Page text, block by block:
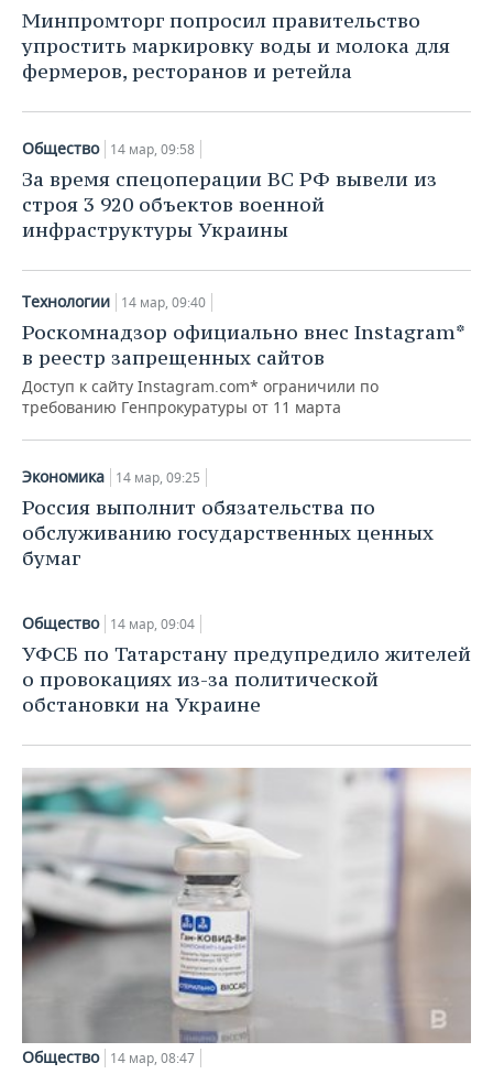
НЕФТЕХИМИЯ
НЕФТЬ
ОПК
ЭНЕРГЕТИКА
РОЗНИЧНАЯ ТОРГОВЛЯ
УСЛУГИ
НОВОСТИ ТЕХНОЛОГИЙ
МЕДИА
ТЕЛЕКОММУНИКАЦИИ
МЕРОПРИЯТИЯ
ВЫЕЗДНАЯ РЕДАКЦИЯ
БИЗНЕС-БРАНЧИ
ONLINE-КОНФЕРЕНЦИИ
ОТКРЫТАЯ ЛЕКЦИЯ
НОВОСТИ СПОРТА
ФУТБОЛ
ХОККЕЙ
БАСКЕТБОЛ
ВОЛЕЙБОЛ
КИБЕРСПОРТ
ФИГУРНОЕ КАТАНИЕ
ВОДНЫЕ ВИДЫ СПОРТА
ХОККЕЙ С МЯЧОМ
ОБЩЕСТВО
НОВОСТИ ОБЩЕСТВА
ВЛАСТЬ
ИНФРАСТРУКТУРА
ИСТОРИЯ
КУЛЬТУРА
МЕДИЦИНА
ОБРАЗОВАНИЕ
ПРОИСШЕСТВИЯ
ФОТОГАЛЕРЕЯ
СЮЖЕТЫ
СПРАВОЧНИК
СПИСОК ПЕРСОН
СПИСОК КОМПАНИЙ
ПОЛНАЯ ВЕРСИЯ
Минпромторг попросил правительство
упростить маркировку воды и молока для
фермеров, ресторанов и ретейла
Общество 14 мар, 09:58
За время спецоперации ВС РФ вывели из
строя 3 920 объектов военной
инфраструктуры Украины
Технологии 14 мар, 09:40
Роскомнадзор официально внес Instagram*
в реестр запрещенных сайтов
Доступ к сайту Instagram.com* ограничили по
требованию Генпрокуратуры от 11 марта
Экономика 14 мар, 09:25
Россия выполнит обязательства по
обслуживанию государственных ценных
бумаг
Общество 14 мар, 09:04
УФСБ по Татарстану предупредило жителей
о провокациях из-за политической
обстановки на Украине
Общество 14 мар, 08:47